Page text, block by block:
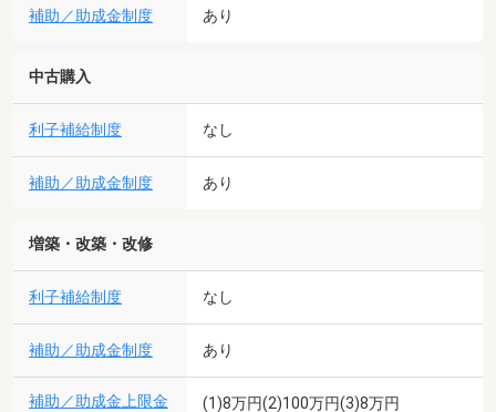
補助／助成金制度 あり
中古購入
利子補給制度 なし
補助／助成金制度 あり
増築・改築・改修
利子補給制度 なし
補助／助成金制度 あり
補助／助成金上限金 (1)8万円(2)100万円(3)8万円